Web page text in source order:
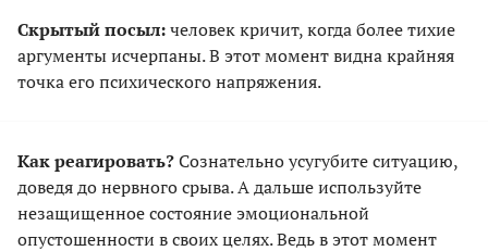
Скрытый посыл:человек кричит, когда более тихие
аргументы исчерпаны. В этот момент видна крайняя
точка его психического напряжения.
Как реагировать?Сознательно усугубите ситуацию,
доведя до нервного срыва. А дальше используйте
незащищенное состояние эмоциональной
опустошенности в своих целях. Ведь в этот момент